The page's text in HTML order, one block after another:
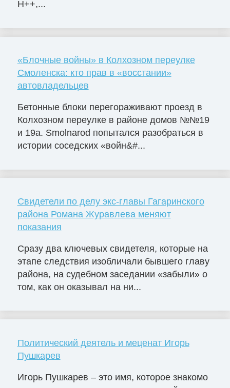
H++,...
«Блочные войны» в Колхозном переулке
Смоленска: кто прав в «восстании»
автовладельцев
Бетонные блоки перегораживают проезд в
Колхозном переулке в районе домов №№19
и 19а. Smolnarod попытался разобраться в
истории соседских «войн&#...
Свидетели по делу экс-главы Гагаринского
района Романа Журавлева меняют
показания
Сразу два ключевых свидетеля, которые на
этапе следствия изобличали бывшего главу
района, на судебном заседании «забыли» о
том, как он оказывал на ни...
Политический деятель и меценат Игорь
Пушкарев
Игорь Пушкарев – это имя, которое знакомо